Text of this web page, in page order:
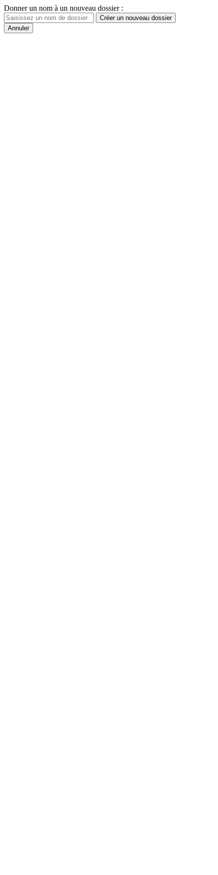
Donner un nom à un nouveau dossier :
Créer un nouveau dossier
Annuler